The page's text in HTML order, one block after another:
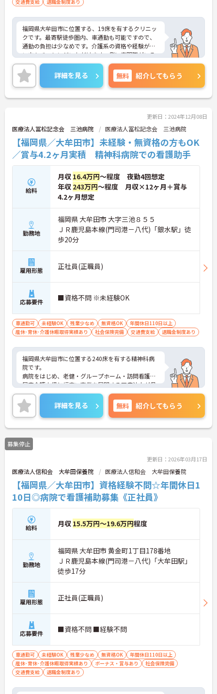
交通費支給 退職金制度あり
福岡県大牟田市に位置する、19床を有するクリニッ
クです。最寄駅徒歩圏内、車通勤も可能ですので、
通勤の負担は少なめです。介護系の資格や経験が無
い方もチャレンジいただけます。側に専門職がいる
環境ですので安心して業務に専念いただけます。日
勤のみのご勤務ですので、生活リズムを整えやすく
無理なくご勤務いただけます♪ご興味のある方に
は、面接対策ポイントなど、さらに詳細をお話しい
たしますのでお気軽にご相談ください！
詳細を見る 無料 紹介してもらう
更新日：2024年12月08日
医療法人冨松記念会 三池病院 医療法人冨松記念会 三池病院
【福岡県／大牟田市】未経験・無資格の方もOK
／賞与4.2ヶ月実積 精神科病院での看護助手
給料
月収 16.4万円～程度 夜勤4回想定
年収 243万円～程度 月収×12ヶ月＋賞与
4.2ヶ月想定
勤務地
福岡県 大牟田市 大字三池８５５
ＪＲ鹿児島本線(門司港－八代)「銀水駅」徒
歩20分
雇用形態 正社員(正職員)
応募要件 ■資格不問 ※未経験OK
車通勤可 未経験OK 残業少なめ 無資格OK
年間休日110日以上
産休･育休･介護休暇取得実績あり
社会保険完備 交通費支給 退職金制度あり
福岡県大牟田市に位置する240床を有する精神科病
院です。
病院をはじめ、老健・グループホーム・訪問看護・
居宅介護支援と幅広い事業を展開する医療法人が母
体で安定感も抜群です。
介護系の資格や経験がない方もチャレンジいただけ
ます。常に専門職が近くにいるため安心して業務に
専念いただけます。
年間休日110日、残業も少なく、プライベートとの
両立もしやすいです。
ご興味ある方には、面接対策ポイントなど、さらに
詳細を見る 無料 紹介してもらう
募集停止
更新日：2026年03月17日
医療法人信和会 大牟田保養院 医療法人信和会 大牟田保養院
【福岡県／大牟田市】資格経験不問☆年間休日1
10日◎病院で看護補助募集《正社員》
給料 月収 15.5万円～19.6万円程度
勤務地
福岡県 大牟田市 黄金町1丁目178番地
ＪＲ鹿児島本線(門司港－八代)「大牟田駅」
徒歩17分
雇用形態 正社員(正職員)
応募要件 ■資格不問 ■経験不問
車通勤可 未経験OK 残業少なめ 無資格OK
年間休日110日以上
産休･育休･介護休暇取得実績あり
ボーナス・賞与あり
社会保険完備
交通費支給
退職金制度あり